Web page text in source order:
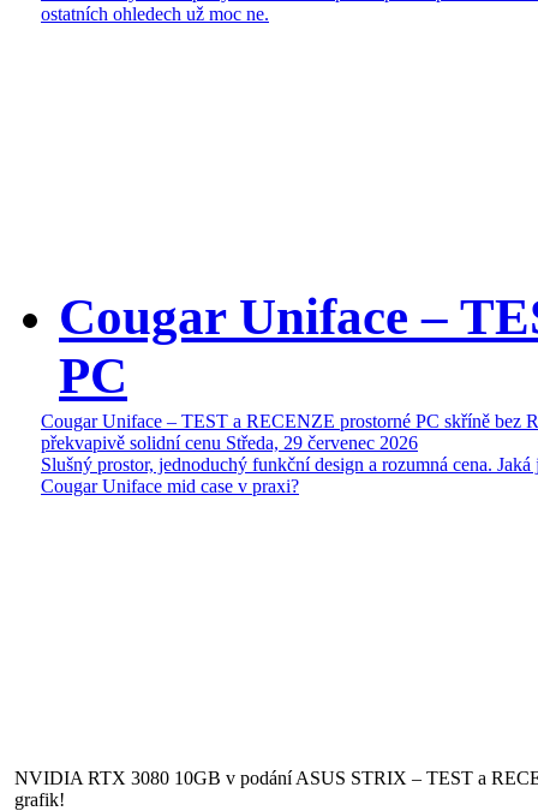
ostatních ohledech už moc ne.
Cougar Uniface –
PC
Cougar Uniface – TEST a RECENZE prostorné PC skříně bez
překvapivě solidní cenu Středa, 29 červenec 2026
Slušný prostor, jednoduchý funkční design a rozumná cena. Jaká
Cougar Uniface mid case v praxi?
NVIDIA RTX 3080 10GB v podání ASUS STRIX – TEST a
grafik!